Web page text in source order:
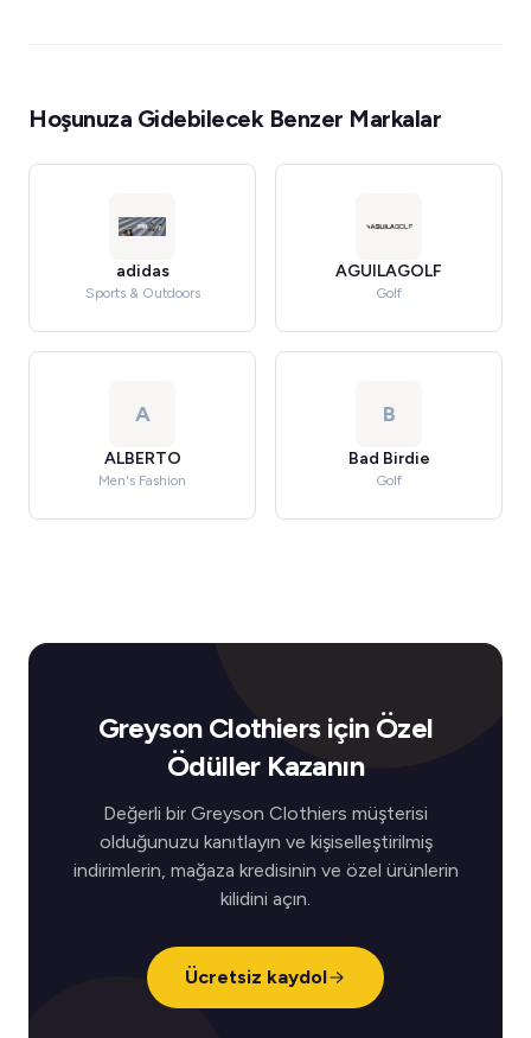
Hoşunuza Gidebilecek Benzer Markalar
adidas
Sports & Outdoors
AGUILAGOLF
Golf
A
ALBERTO
Men's Fashion
B
Bad Birdie
Golf
Greyson Clothiers için Özel
Ödüller Kazanın
Değerli bir Greyson Clothiers müşterisi
olduğunuzu kanıtlayın ve kişiselleştirilmiş
indirimlerin, mağaza kredisinin ve özel ürünlerin
kilidini açın.
Ücretsiz kaydol